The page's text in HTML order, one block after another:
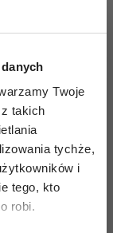
Twoje
takich
tychże,
i
tego, kto
robi.